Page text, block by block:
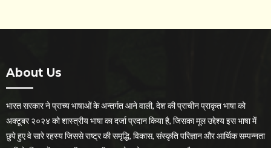
About Us
भारत सरकार ने प्राच्य भाषाओं के अन्तर्गत आने वाली, देश की प्राचीन प्राकृत भाषा को
अक्टूबर २०२४ को शास्त्रीय भाषा का दर्जा प्रदान किया है, जिसका मूल उद्देश्य इस भाषा में
छुपे हुए वे सारे रहस्य जिससे राष्ट्र की समृद्धि, विकास, संस्कृति परिज्ञान और आर्थिक सम्पन्नता